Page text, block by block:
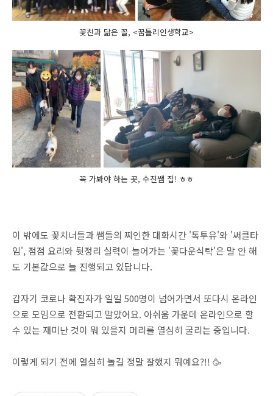
꽃친과 닮은 꼴, <꿈틀리인생학교>
꼭 가봐야 하는 곳, 수진쌤 집! ㅎㅎ
이 밖에도 꽃치너들과 쌤들의 찌인한 대화시간 '톡투유'와 '써클타
임', 점점 요리와 뒷정리 실력이 늘어가는 '꽃다운식탁'은 말 안 해
도 기본값으로 늘 진행되고 있답니다.
갑자기 코로나 확진자가 일일 500명이 넘어가면서 또다시 온라인
으로 모임으로 전환되고 말았어요. 아쉬움 가운데 온라인으로 할
수 있는 재미난 것이 뭐 있을지 머리를 열심히 굴리는 중입니다.
이렇게 되기 전에 열심히 놀길 정말 잘했지 뭐예요?!! 🥳